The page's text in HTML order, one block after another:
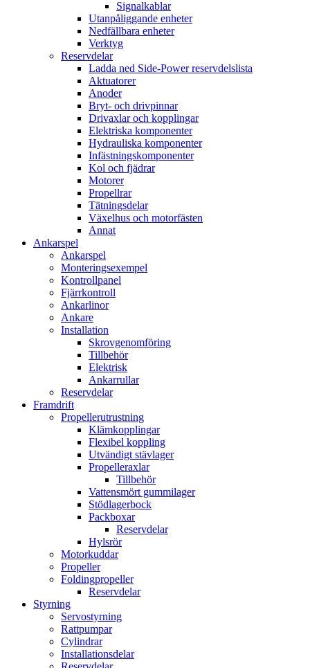
Signalkablar
Utanpåliggande enheter
Nedfällbara enheter
Verktyg
Reservdelar
Ladda ned Side-Power reservdelslista
Aktuatorer
Anoder
Bryt- och drivpinnar
Drivaxlar och kopplingar
Elektriska komponenter
Hydrauliska komponenter
Infästningskomponenter
Kol och fjädrar
Motorer
Propellrar
Tätningsdelar
Växelhus och motorfästen
Annat
Ankarspel
Ankarspel
Monteringsexempel
Kontrollpanel
Fjärrkontroll
Ankarlinor
Ankare
Installation
Skrovgenomföring
Tillbehör
Elektrisk
Ankarrullar
Reservdelar
Framdrift
Propellerutrustning
Klämkopplingar
Flexibel koppling
Utvändigt stävlager
Propelleraxlar
Tillbehör
Vattensmört gummilager
Stödlagerbock
Packboxar
Reservdelar
Hylsrör
Motorkuddar
Propeller
Foldingpropeller
Reservdelar
Styrning
Servostyrning
Rattpumpar
Cylindrar
Installationsdelar